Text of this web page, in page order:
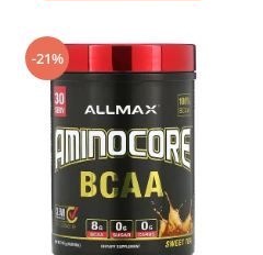
Naughty Boy
Neocell
Nordic Naturals
NOW Foods
Nutrend
Olimp Sport Nutrition
Optimum Nutrition
-21%